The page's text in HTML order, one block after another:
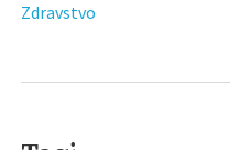
Zdravstvo